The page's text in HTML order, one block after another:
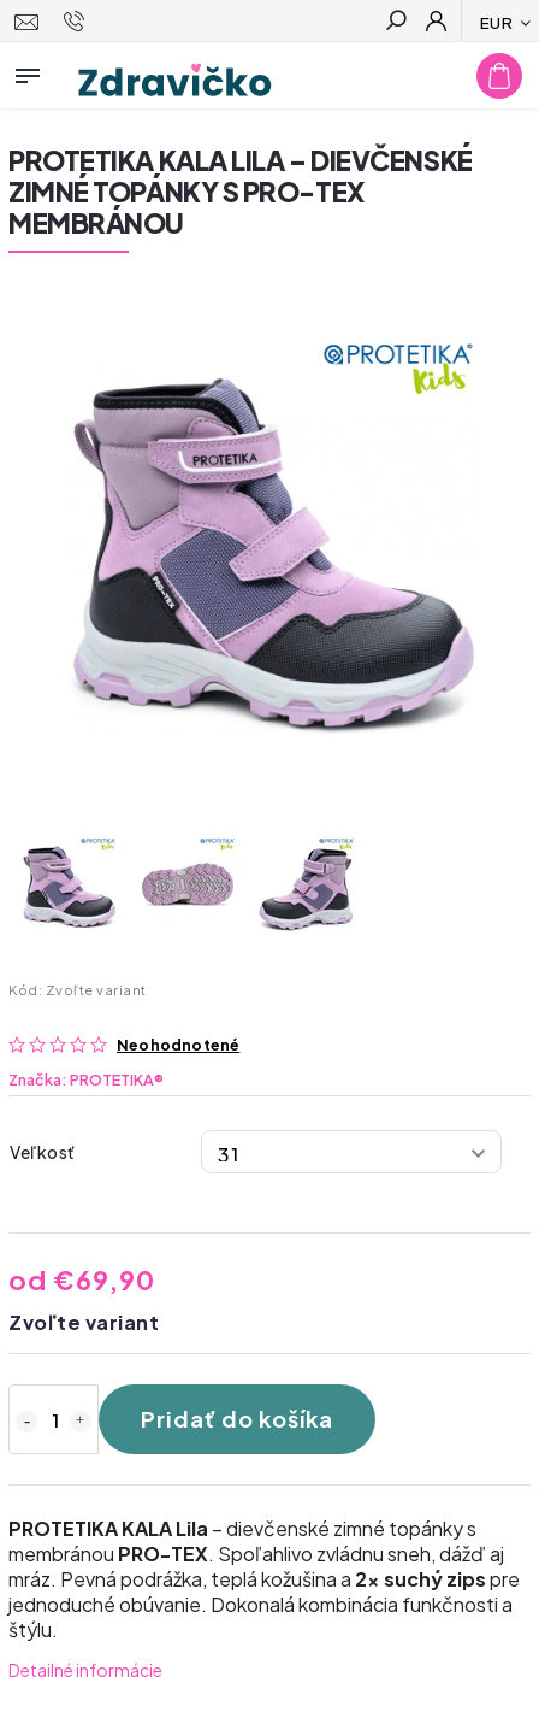
EUR
Hľadať
PROTETIKA KALA LILA – DIEVČENSKÉ
ZIMNÉ TOPÁNKY S PRO-TEX
MEMBRÁNOU
Kód: Zvoľte variant
Neohodnotené
Značka:PROTETIKA®
Veľkosť
od €69,90
Zvoľte variant
Pridať do košíka
PROTETIKA KALA Lila – dievčenské zimné topánky s
membránou PRO-TEX. Spoľahlivo zvládnu sneh, dážď aj
mráz. Pevná podrážka, teplá kožušina a 2× suchý zipspre
jednoduché obúvanie. Dokonalá kombinácia funkčnosti a
štýlu.
Detailné informácie